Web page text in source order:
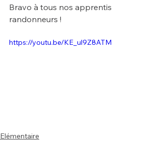
Bravo à tous nos apprentis
randonneurs !
https://youtu.be/KE_ul9Z8ATM
Elémentaire